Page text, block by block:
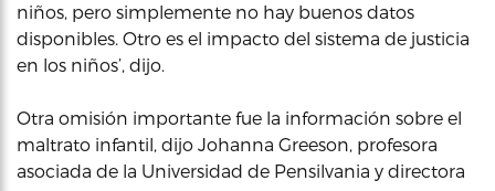
niños, pero simplemente no hay buenos datos
disponibles. Otro es el impacto del sistema de justicia
en los niños’, dijo.
Otra omisión importante fue la información sobre el
maltrato infantil, dijo Johanna Greeson, profesora
asociada de la Universidad de Pensilvania y directora